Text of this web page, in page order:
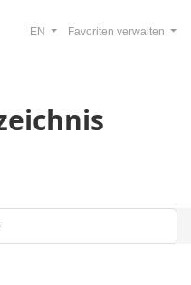
Favoriten verwalten
EN